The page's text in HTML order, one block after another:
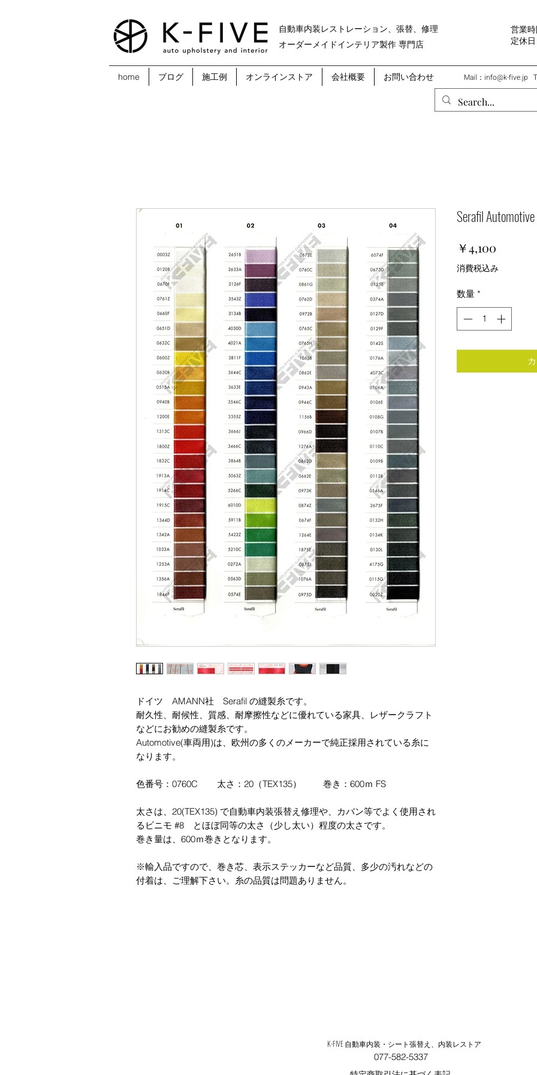
自動車内装レストレーション、張替、修理
オーダーメイドインテリア製作 専門店
営業
定休
home ブログ 施工例 オンラインストア 会社概要 お問い合わせ Mail： info@k-five.jp
ドイツ AMANN社 Serafil の縫製糸です。
耐久性、耐候性、質感、耐摩擦性などに優れている家具、レザークラフト
などにお勧めの縫製糸です。
Automotive(車両用)は、欧州の多くのメーカーで純正採用されている糸に
なります。
色番号：0760C 太さ：20（TEX135） 巻き：600ｍ FS
太さは、20(TEX135) で自動車内装張替え修理や、カバン等でよく使用され
るビニモ #8 とほぼ同等の太さ（少し太い）程度の太さです。
巻き量は、600ｍ巻きとなります。
※輸入品ですので、巻き芯、表示ステッカーなど品質、多少の汚れなどの
付着は、ご理解下さい。糸の品質は問題ありません。
Serafil
￥4,100
格
消費税込み
数量 *
K-FIVE 自動車内装・シート張替え、内装レストア
077-582-5337